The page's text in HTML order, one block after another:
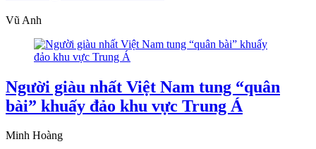
Vũ Anh
Người giàu nhất Việt Nam tung “quân
bài” khuấy đảo khu vực Trung Á
Minh Hoàng